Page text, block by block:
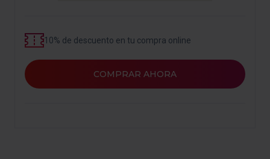
10% de descuento en tu compra online
COMPRAR AHORA